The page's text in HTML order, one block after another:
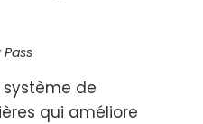
système de
qui améliore